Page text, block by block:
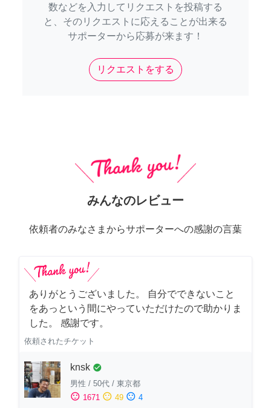
数などを入力してリクエストを投稿する
と、そのリクエストに応えることが出来る
サポーターから応募が来ます！
リクエストをする
みんなのレビュー
依頼者のみなさまからサポーターへの感謝の言葉
ありがとうございました。 自分でできないこと
をあっという間にやっていただけたので助かりま
した。 感謝です。
依頼されたチケット
knsk check_circle
男性 / 50代 / 東京都
sentiment_satisfied 1671 sentiment_neutral 49 sentiment_dissatisfied 4